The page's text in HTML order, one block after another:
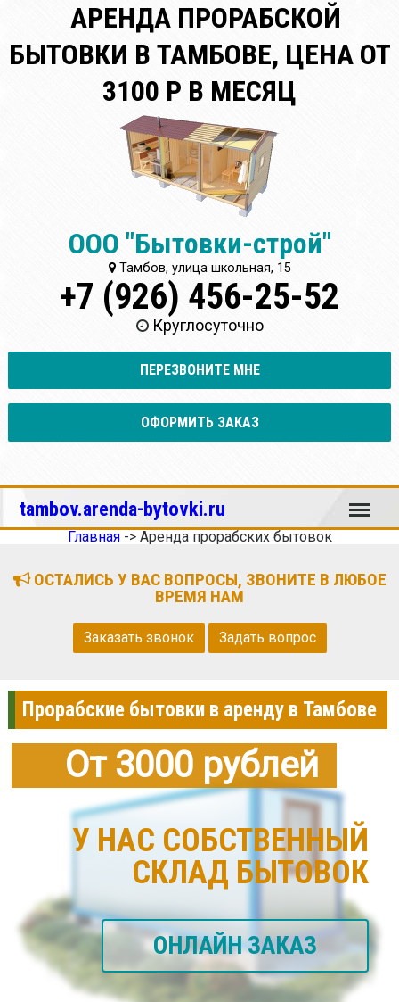
АРЕНДА ПРОРАБСКОЙ
БЫТОВКИ В ТАМБОВЕ, ЦЕНА ОТ
3100 Р В МЕСЯЦ
ООО "Бытовки-строй"
Тамбов, улица школьная, 15
+7 (926) 456-25-52
Круглосуточно
ПЕРЕЗВОНИТЕ МНЕ
ОФОРМИТЬ ЗАКАЗ
tambov.arenda-bytovki.ru Меню
Главная-> Аренда прорабских бытовок
ОСТАЛИСЬ У ВАС ВОПРОСЫ, ЗВОНИТЕ В ЛЮБОЕ
ВРЕМЯ НАМ
Заказать звонок Задать вопрос
Прорабские бытовки в аренду в Тамбове
От 3000 рублей
У НАС СОБСТВЕННЫЙ
СКЛАД БЫТОВОК
ОНЛАЙН ЗАКАЗ